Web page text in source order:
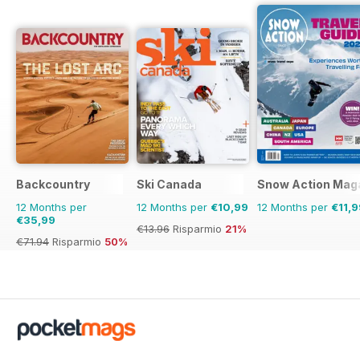
Backcountry
12 Months per
€35,99
€71.94 Risparmio 50%
Ski Canada
12 Months per €10,99
€13.96 Risparmio 21%
Snow Action
12 Months per